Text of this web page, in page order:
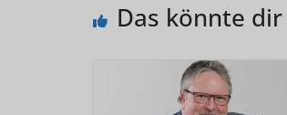
Das könnte